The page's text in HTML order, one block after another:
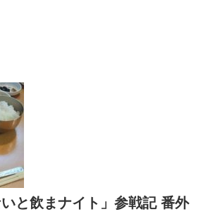
いと飲まナイト」参戦記 番外